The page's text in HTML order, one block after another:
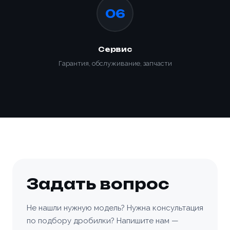
06
Сервис
Гарантия, обслуживание, запчасти
Задать вопрос
Не нашли нужную модель? Нужна консультация
по подбору дробилки? Напишите нам —